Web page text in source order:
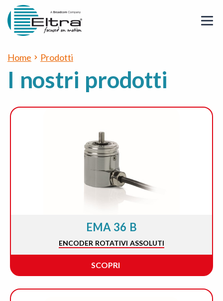
Home Prodotti
I nostri prodotti
EMA 36 B
ENCODER ROTATIVI ASSOLUTI
SCOPRI